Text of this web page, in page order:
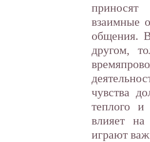
взаимные
общения.
другом,
чувства
теплого и
влияет
играют